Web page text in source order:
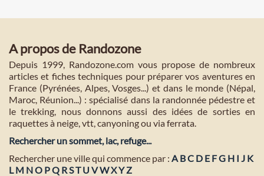
A propos de Randozone
Depuis 1999, Randozone.com vous propose de nombreux
articles et fiches techniques pour préparer vos aventures en
France (Pyrénées, Alpes, Vosges...) et dans le monde (Népal,
Maroc, Réunion...) : spécialisé dans la randonnée pédestre et
le trekking, nous donnons aussi des idées de sorties en
raquettes à neige, vtt, canyoning ou via ferrata.
Rechercher un sommet, lac, refuge...
Rechercher une ville qui commence par : A BC D E FG H I J K
L M NO PQ RST U VWXYZ